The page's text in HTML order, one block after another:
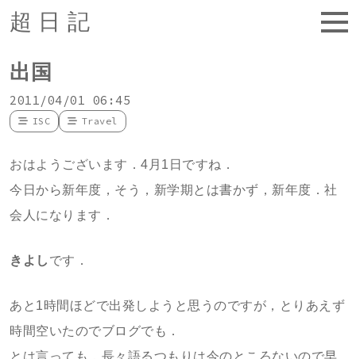
超日記
出国
2011/04/01 06:45
ISC Travel
おはようございます．4月1日ですね．
今日から新年度，そう，新学期とは書かず，新年度．社
会人になります．
きよし です．
あと1時間ほどで出発しようと思うのですが，とりあえず
時間空いたのでブログでも．
とは言っても，長々語るつもりは今のところないので早